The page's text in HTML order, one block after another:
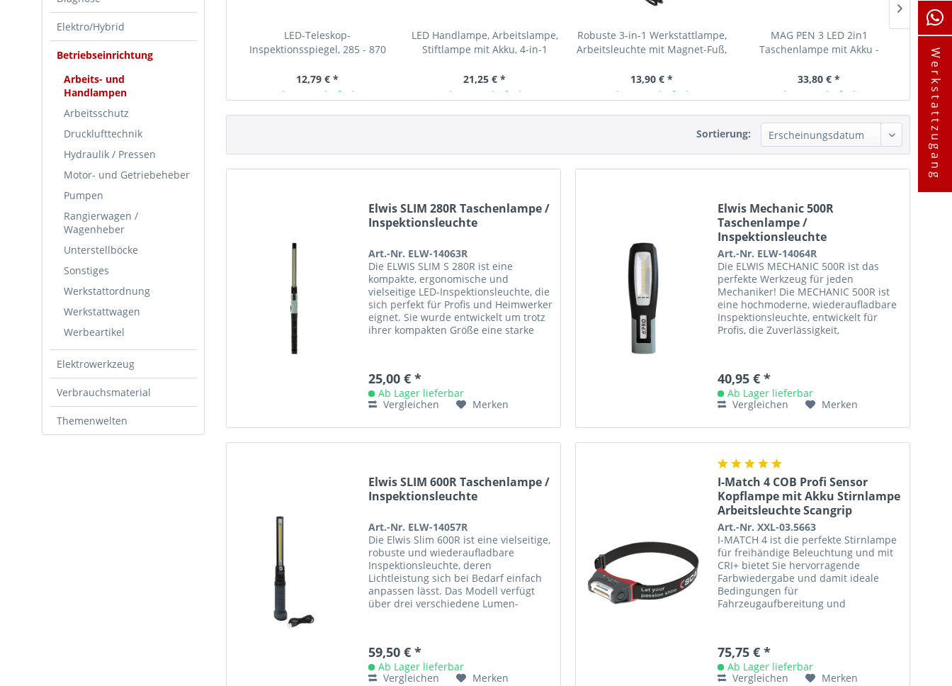
Elektro/Hybrid
Betriebseinrichtung
Arbeits- und
Handlampen
Arbeitsschutz
Drucklufttechnik
Hydraulik / Pressen
Motor- und Getriebeheber
Pumpen
Rangierwagen /
Wagenheber
Unterstellböcke
Sonstiges
Werkstattordnung
Werkstattwagen
Werbeartikel
Elektrowerkzeug
Verbrauchsmaterial
Themenwelten
LED-Teleskop-
Inspektionsspiegel, 285 - 870
12,79 € *
Ab Lager lieferbar
LED Handlampe, Arbeitslampe,
Stiftlampe mit Akku, 4-in-1
21,25 € *
Ab Lager lieferbar
Robuste 3-in-1 Werkstattlampe,
Arbeitsleuchte mit Magnet-Fuß,
13,90 € *
Ab Lager lieferbar
MAG PEN 3 LED 2in1
Taschenlampe mit Akku -
33,80 € *
Ab Lager lieferbar
m
Sortierung:
Elwis SLIM 280R Taschenlampe /
Inspektionsleuchte
Art.-Nr. ELW-14063R
Die ELWIS SLIM S 280R ist eine
kompakte, ergonomische und
vielseitige LED-Inspektionsleuchte, die
sich perfekt für Profis und Heimwerker
eignet. Sie wurde entwickelt um trotz
ihrer kompakten Größe eine starke
25,00 € *
Ab Lager lieferbar
Vergleichen
Merken
Elwis Mechanic 500R
Taschenlampe /
Inspektionsleuchte
Art.-Nr. ELW-14064R
Die ELWIS MECHANIC 500R ist das
perfekte Werkzeug für jeden
Mechaniker! Die MECHANIC 500R ist
eine hochmoderne, wiederaufladbare
Inspektionsleuchte, entwickelt für
Profis, die Zuverlässigkeit,
40,95 € *
Ab Lager lieferbar
Vergleichen
Merken
Elwis SLIM 600R Taschenlampe /
Inspektionsleuchte
Art.-Nr. ELW-14057R
Die Elwis Slim 600R ist eine vielseitige,
robuste und wiederaufladbare
Inspektionsleuchte, deren
Lichtleistung sich bei Bedarf einfach
anpassen lässt. Das Modell verfügt
über drei verschiedene Lumen-
59,50 € *
Ab Lager lieferbar
Vergleichen
Merken
I-Match 4 COB Profi Sensor
Kopflampe mit Akku Stirnlampe
Arbeitsleuchte Scangrip
Art.-Nr. XXL-03.5663
I-MATCH 4 ist die perfekte Stirnlampe
für freihändige Beleuchtung und mit
CRI+ bietet Sie hervorragende
Farbwiedergabe und damit ideale
Bedingungen für
Fahrzeugaufbereitung und
75,75 € *
Ab Lager lieferbar
Vergleichen
Merken
Werkstattzugang